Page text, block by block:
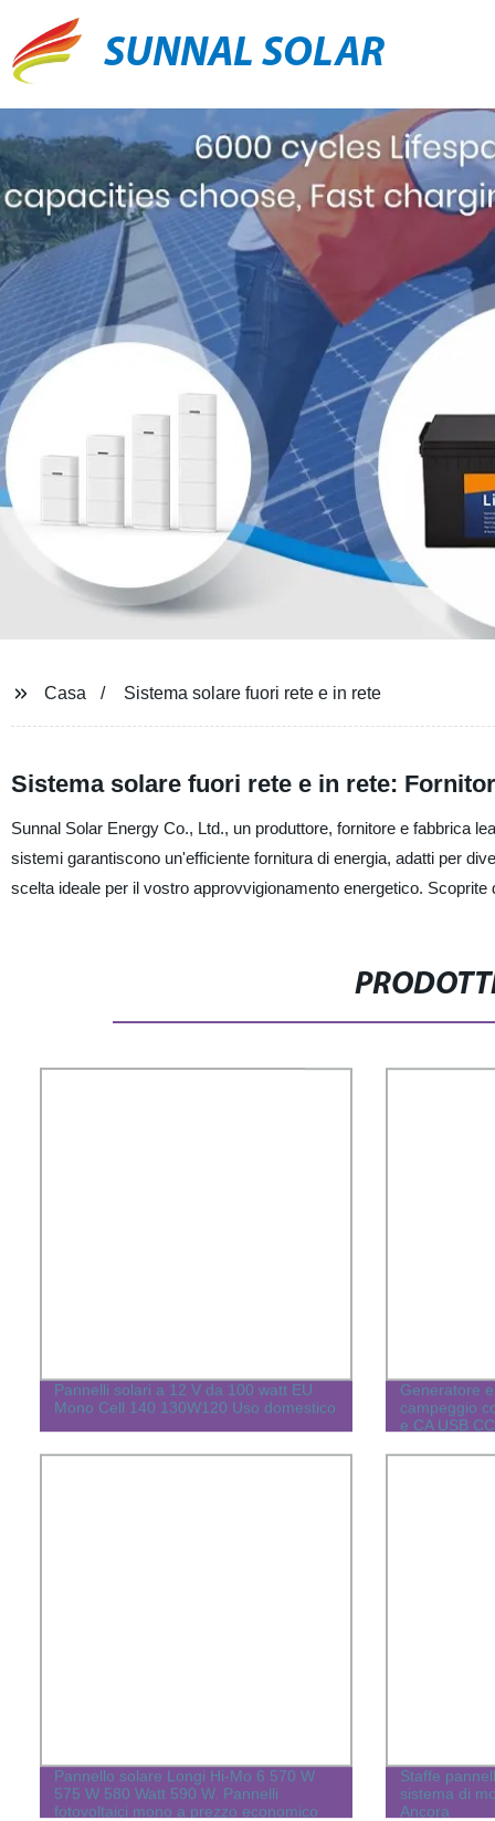
SUNNAL SOLAR
Casa Sistema solare fuori rete e in rete
Sistema solare fuori rete e in rete:
Sunnal Solar Energy Co., Ltd., un produttore, fornitore e fabbrica
sistemi garantiscono un'efficiente fornitura di energia, adatti per
scelta ideale per il vostro approvvigionamento energetico. Scoprite
Pannelli solari a 12 V da 100 watt EU
Mono Cell 140 130W120 Uso domestico
Generatore
campeggio
e CA USB CC
Pannello solare Longi Hi-Mo 6 570 W
575 W 580 Watt 590 W. Pannelli
fotovoltaici mono a prezzo economico
Staffe
sistema di
Ancora